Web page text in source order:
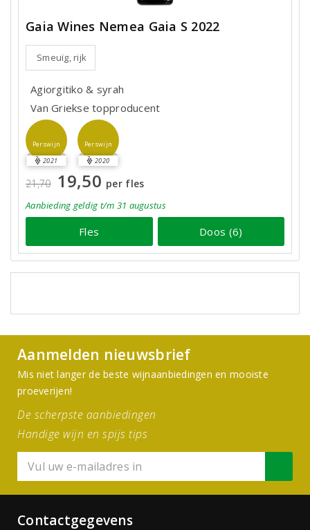
Gaia Wines Nemea Gaia S 2022
Smeuïg, rijk
Agiorgitiko & syrah
Van Griekse topproducent
Perswijn
2021
Perswijn
2020
21,70 19,50 per fles
Aanbieding geldig t/m 31 augustus
Fles Doos (6)
Aanmelden nieuwsbrief
Mis niet langer de beste wijnaanbiedingen en mooiste
proeverijen!
De scherpste aanbiedingen
Handige wijn en spijs tips
Contactgegevens